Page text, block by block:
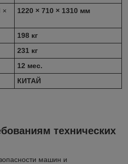
×
1220 × 710 × 1310 мм
198 кг
231 кг
12 мес.
КИТАЙ
технических
машин и